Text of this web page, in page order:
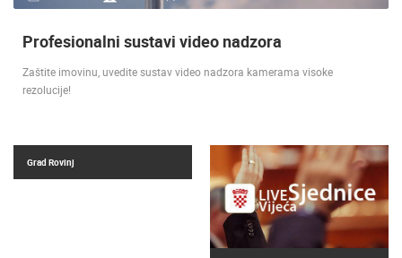
Profesionalni sustavi video nadzora
Zaštite imovinu, uvedite sustav video nadzora kamerama visoke
rezolucije!
Grad Rovinj